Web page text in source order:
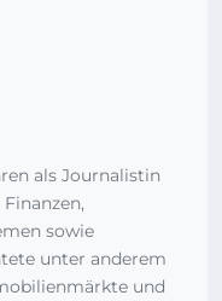
als Journalistin
sowie
unter anderem
und